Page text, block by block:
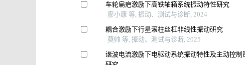
车轮扁疤激励下高铁轴箱系统振动特性研究
廖小康 等, 振动、测试与诊断, 2024
耦合激励下行星滚柱丝杠非线性振动研究
莫帅 等, 振动、测试与诊断, 2025
谐波电流激励下电驱动系统振动特性及主动控制